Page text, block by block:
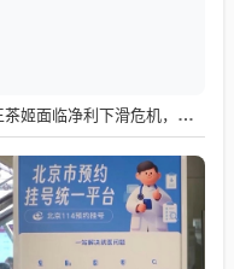
霸王茶姬面临净利下滑危机，急需策略调整与谋变